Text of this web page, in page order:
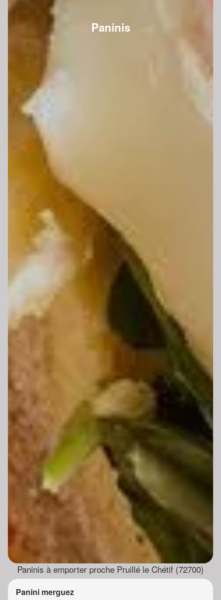
Paninis
Paninis à emporter proche Pruillé le Chétif (72700)
Panini merguez